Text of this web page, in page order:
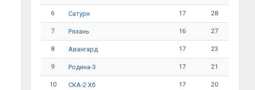
6 Сатурн 17 28
7 Рязань 16 27
8 Авангард 17 23
9 Родина-3 17 21
10 СКА-2 Хб 17 20